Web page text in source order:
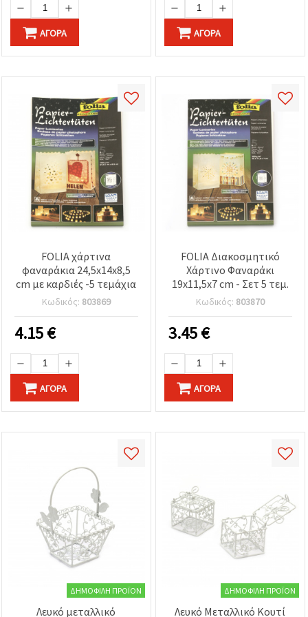
προτιμήσεις
σας στις
ρυθμίσεις
επιλέγοντας
δεδομένο
cookies και
κάνοντας
κλικ στο
Αποθήκευση.
Αποδέχομαι
όλα!
Ρυθμίσεις
ΑΓΟΡΆ ΑΓΟΡΆ
FOLIA χάρτινα
φαναράκια 24,5x14x8,5
cm με καρδιές -5 τεμάχια
Κωδικός: 803869
4.15€
ΑΓΟΡΆ
FOLIA Διακοσμητικό
Χάρτινο Φαναράκι
19x11,5x7 cm - Σετ 5 τεμ.
Κωδικός: 803870
3.45€
ΑΓΟΡΆ
ΔΗΜΟΦΙΛΉ ΠΡΟΪΌΝ
Λευκό μεταλλικό
ΔΗΜΟΦΙΛΉ ΠΡΟΪΌΝ
Λευκό Μεταλλικό Κουτί